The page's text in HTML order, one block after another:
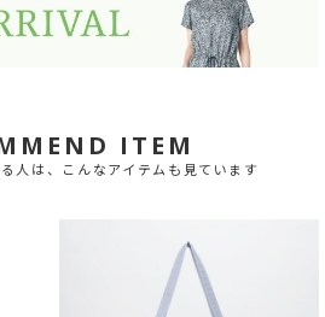
ITEM
人は、こんなアイテムも見ています